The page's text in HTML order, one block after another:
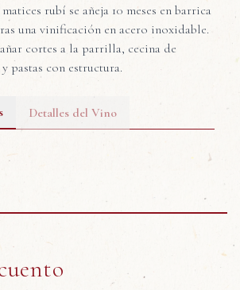
rubí se añeja 10 meses en barrica
una vinificación en acero inoxidable.
cortes a la parrilla, cecina de
pastas con estructura.
Detalles del Vino
Moscada Cafe